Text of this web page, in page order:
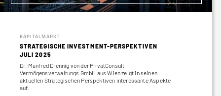
KAPITALMARKT
STRATEGISCHE INVESTMENT-PERSPEKTIVEN
JULI 2025
Dr. Manfred Drennig von der PrivatConsult
Vermögensverwaltungs GmbH aus Wien zeigt in seinen
aktuellen Strategischen Perspektiven interessante Aspekte
auf.